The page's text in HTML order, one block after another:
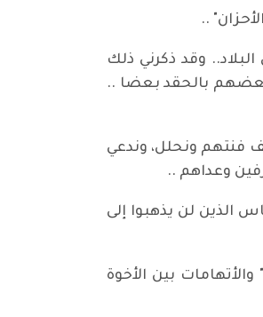
البلاد.. وقد ذكرني ذلك
حين قال: وتجمع " الاقطاب" يأكلُ بعضهم بالحقد بعضا ..
فنتهم ونحلل، وندعي
وعداهم ..
الذين لن يذهبوا إلى
بين الأخوة